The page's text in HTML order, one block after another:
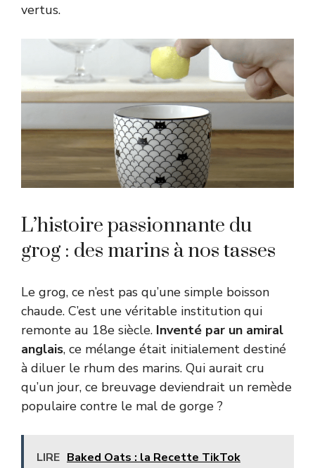
vertus.
L’histoire passionnante du
grog : des marins à nos tasses
Le grog, ce n’est pas qu’une simple boisson
chaude. C’est une véritable institution qui
remonte au 18e siècle. Inventé par un amiral
anglais, ce mélange était initialement destiné
à diluer le rhum des marins. Qui aurait cru
qu’un jour, ce breuvage deviendrait un remède
populaire contre le mal de gorge ?
LIRE Baked Oats : la Recette TikTok